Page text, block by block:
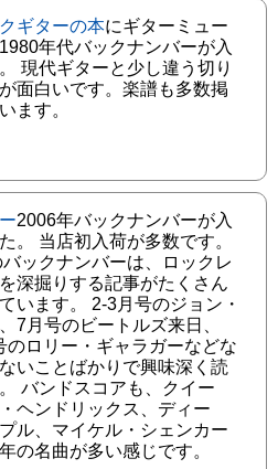
ギターの本にギターミュー
年代バックナンバーが入
現代ギターと少し違う切り
面白いです。楽譜も多数掲
ます。
2006年バックナンバーが入
。 当店初入荷が多数です。
ックナンバーは、ロックレ
深掘りする記事がたくさん
います。 2-3月号のジョン・
7月号のビートルズ来日、
のロリー・ギャラガーなどな
いことばかりで興味深く読
バンドスコアも、クイー
ヘンドリックス、ディー
ル、マイケル・シェンカー
の名曲が多い感じです。